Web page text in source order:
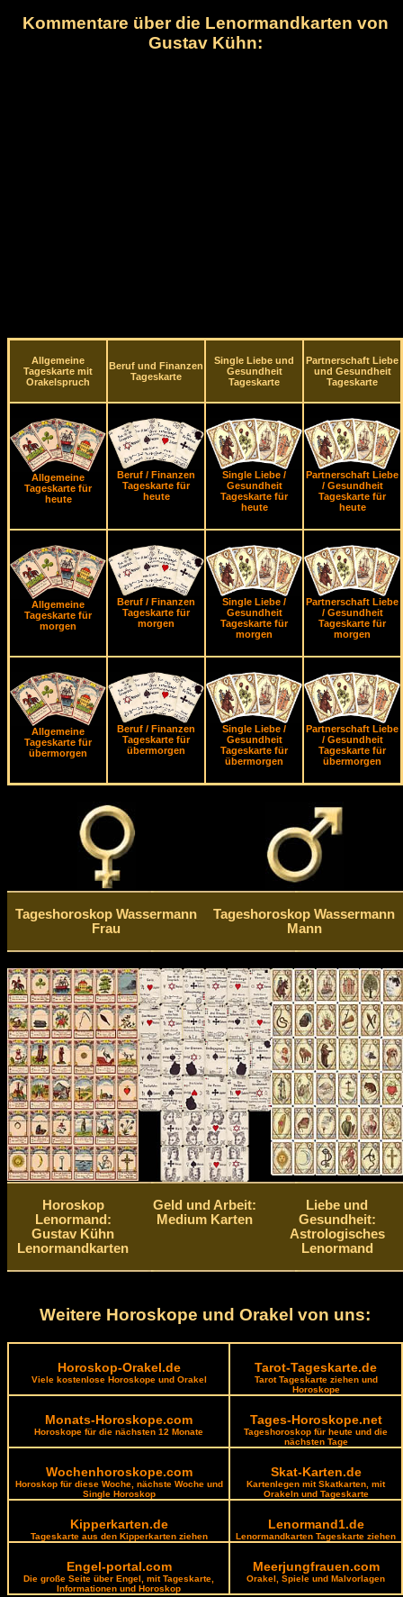
Kommentare über die Lenormandkarten von
Gustav Kühn:
Allgemeine
Tageskarte mit
Orakelspruch
Beruf und Finanzen
Tageskarte
Single Liebe und
Gesundheit
Tageskarte
Partnerschaft Liebe
und Gesundheit
Tageskarte
Allgemeine
Tageskarte für
heute
Beruf / Finanzen
Tageskarte für
heute
Single Liebe /
Gesundheit
Tageskarte für
heute
Partnerschaft Liebe
/ Gesundheit
Tageskarte für
heute
Allgemeine
Tageskarte für
morgen
Beruf / Finanzen
Tageskarte für
morgen
Single Liebe /
Gesundheit
Tageskarte für
morgen
Partnerschaft Liebe
/ Gesundheit
Tageskarte für
morgen
Allgemeine
Tageskarte für
übermorgen
Beruf / Finanzen
Tageskarte für
übermorgen
Single Liebe /
Gesundheit
Tageskarte für
übermorgen
Partnerschaft Liebe
/ Gesundheit
Tageskarte für
übermorgen
Tageshoroskop Wassermann
Frau
Tageshoroskop Wassermann
Mann
Horoskop
Lenormand:
Gustav Kühn
Lenormandkarten
Geld und Arbeit:
Medium Karten
Liebe und
Gesundheit:
Astrologisches
Lenormand
Weitere Horoskope und Orakel von uns:
Horoskop-Orakel.de
Viele kostenlose Horoskope und Orakel
Tarot-Tageskarte.de
Tarot Tageskarte ziehen und
Horoskope
Monats-Horoskope.com
Horoskope für die nächsten 12 Monate
Tages-Horoskope.net
Tageshoroskop für heute und die
nächsten Tage
Wochenhoroskope.com
Horoskop für diese Woche, nächste Woche und
Single Horoskop
Skat-Karten.de
Kartenlegen mit Skatkarten, mit
Orakeln und Tageskarte
Kipperkarten.de
Tageskarte aus den Kipperkarten ziehen
Lenormand1.de
Lenormandkarten Tageskarte ziehen
Engel-portal.com
Die große Seite über Engel, mit Tageskarte,
Informationen und Horoskop
Meerjungfrauen.com
Orakel, Spiele und Malvorlagen